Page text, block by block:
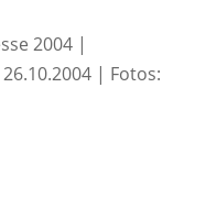
2004 |
| Fotos: